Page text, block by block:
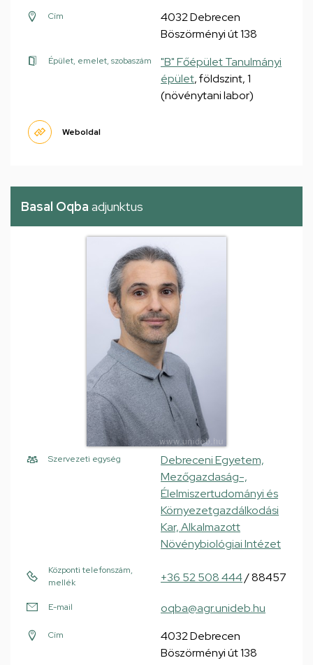
Cím
4032 Debrecen
Böszörményi út 138
Épület, emelet, szobaszám
"B" Főépület Tanulmányi
épület, földszint, 1
(növénytani labor)
Weboldal
Basal Oqba adjunktus
Szervezeti egység
Debreceni Egyetem,
Mezőgazdaság-,
Élelmiszertudományi és
Környezetgazdálkodási
Kar, Alkalmazott
Növénybiológiai Intézet
Központi telefonszám,
mellék
+36 52 508 444/ 88457
E-mail oqba@agr.unideb.hu
Cím
4032 Debrecen
Böszörményi út 138